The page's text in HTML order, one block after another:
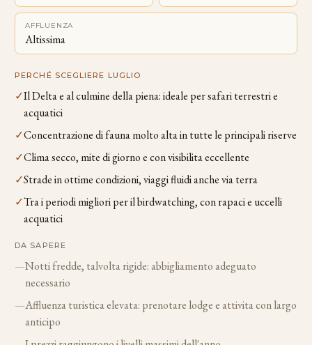
AFFLUENZA
Altissima
PERCHÉ SCEGLIERE LUGLIO
✓Il Delta e al culmine della piena: ideale per safari terrestri e
acquatici
✓Concentrazione di fauna molto alta in tutte le principali riserve
✓Clima secco, mite di giorno e con visibilita eccellente
✓Strade in ottime condizioni, viaggi fluidi anche via terra
✓Tra i periodi migliori per il birdwatching, con rapaci e uccelli
acquatici
DA SAPERE
—Notti fredde, talvolta rigide: abbigliamento adeguato
necessario
—Affluenza turistica elevata: prenotare lodge e attivita con largo
anticipo